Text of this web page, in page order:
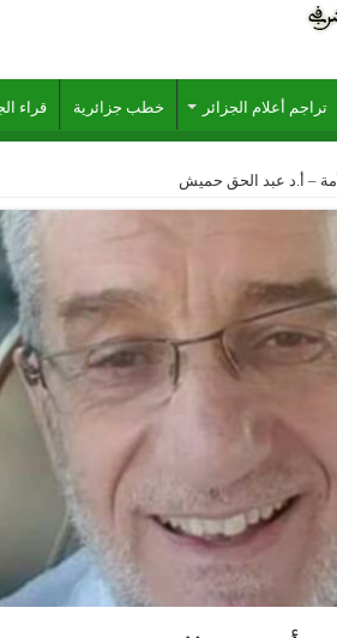
تراجم أعلام الجزائر خطب جزائرية قراء
– أ.د عبد الحق حميش